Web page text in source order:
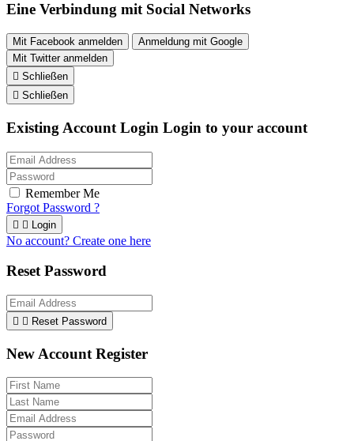
Eine Verbindung mit Social Networks
Mit Facebook anmelden
Anmeldung mit Google
Mit Twitter anmelden
 Schließen
 Schließen
Existing Account Login Login to your account
Remember Me
Forgot Password ?
  Login
No account? Create one here
Reset Password
  Reset Password
New Account Register